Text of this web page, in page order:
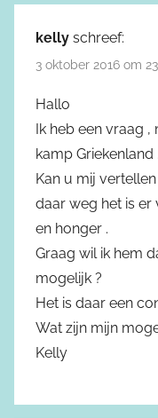
kelly schreef:
3 oktober 2016 om
Hallo
Ik heb een vraag
kamp Griekenland .
Kan u mij
daar weg het is er
en honger .
Graag wil ik hem
mogelijk ?
Het is daar een
Wat zijn mijn
Kelly